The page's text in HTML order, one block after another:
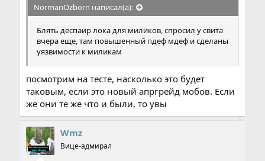
NormanOzborn написал(а):
Блять деспаир лока для миликов, спросил у свита
вчера еще, там повышенный пдеф мдеф и сделаны
уязвимости к миликам
посмотрим на тесте, насколько это будет
таковым, если это новый апргрейд мобов. Если
же они те же что и были, то увы
Wmz
Вице-адмирал